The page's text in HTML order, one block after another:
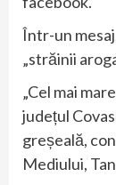
Într-un
„străinii
„Cel mai
județul
greșeală,
Mediului,